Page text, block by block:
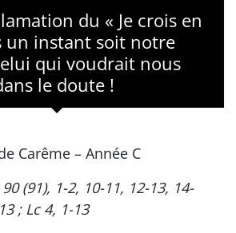
du « Je crois en
un instant soit notre
qui voudrait nous
le doute !
Carême – Année C
(91), 1-2, 10-11, 12-13, 14-
; Lc 4, 1-13